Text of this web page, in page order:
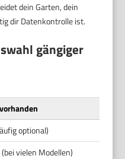
dein Garten, dein
dir Datenkontrolle ist.
gängiger
optional)
vielen Modellen)